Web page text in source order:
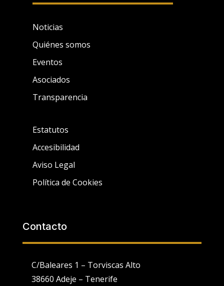
Noticias
Quiénes somos
Eventos
Asociados
Transparencia
Estatutos
Accesibilidad
Aviso Legal
Política de Cookies
Contacto
C/Baleares 1 – Torviscas Alto
38660 Adeje – Tenerife